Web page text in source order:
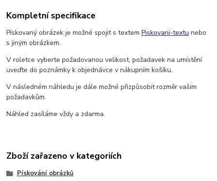
Kompletní specifikace
Pískovaný obrázek je možné spojit s textemPiskovani-textu nebo
s jiným obrázkem.
V roletce vyberte požadovanou velikost, požadavek na umístění
uveďte do poznámky k objednávce v nákupním košíku.
V následném náhledu je dále možné přizpůsobit rozměr vašim
požadavkům.
Náhled zasíláme vždy a zdarma.
Zboží zařazeno v kategoriích
Pískování obrázků